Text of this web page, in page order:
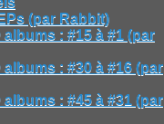
(par Rabbit)
albums : #15 à #1 (par
albums : #30 à #16 (par
albums : #45 à #31 (par